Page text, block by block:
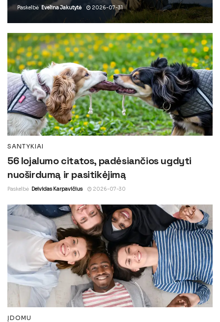
Paskelbė Evelina Jakutytė 2026-07-31
SANTYKIAI
56 lojalumo citatos, padėsiančios ugdyti
nuoširdumą ir pasitikėjimą
Paskelbė Deividas Karpavičius 2026-07-30
ĮDOMU